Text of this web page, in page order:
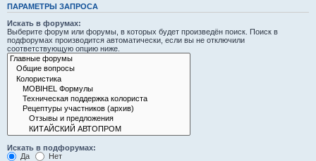
ПАРАМЕТРЫ ЗАПРОСА
Искать в форумах:
Выберите форум или форумы, в которых будет произведён поиск. Поиск в
подфорумах производится автоматически, если вы не отключили
соответствующую опцию ниже.
Искать в подфорумах:
Да
Нет